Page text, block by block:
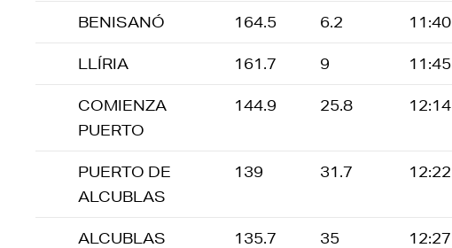
BENISANÓ 164.5 6.2 11:40
LLÍRIA 161.7 9 11:45
COMIENZA
PUERTO
144.9 25.8 12:14
PUERTO DE
ALCUBLAS
139 31.7 12:22
ALCUBLAS 135.7 35 12:27